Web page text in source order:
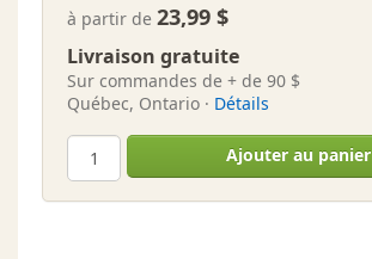
à partir de 23,99 $
Livraison gratuite
Sur commandes de + de 90 $
Québec, Ontario · Détails
Ajouter au panier